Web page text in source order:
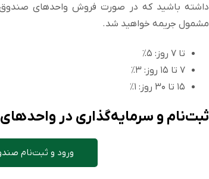
داشته باشید که در صورت فروش واحد‌های صندوق
مشمول جریمه خواهید شد.
️️تا ۷ روز: ۵٪
ثبت‌نام و سرمایه‌گذاری در
ورود و ثبت‌نام